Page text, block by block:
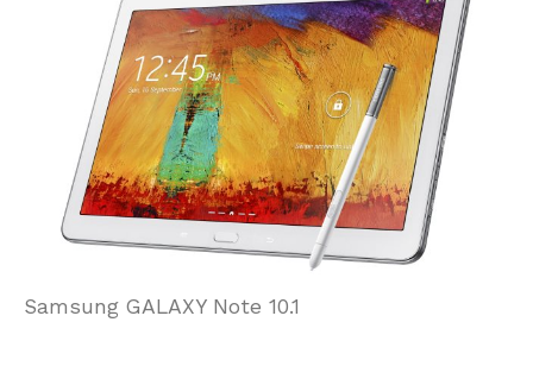
Samsung GALAXY Note 10.1